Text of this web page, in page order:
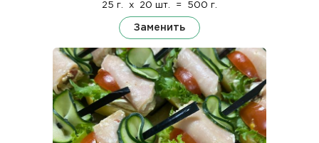
25 г. x 20 шт. = 500 г.
Заменить